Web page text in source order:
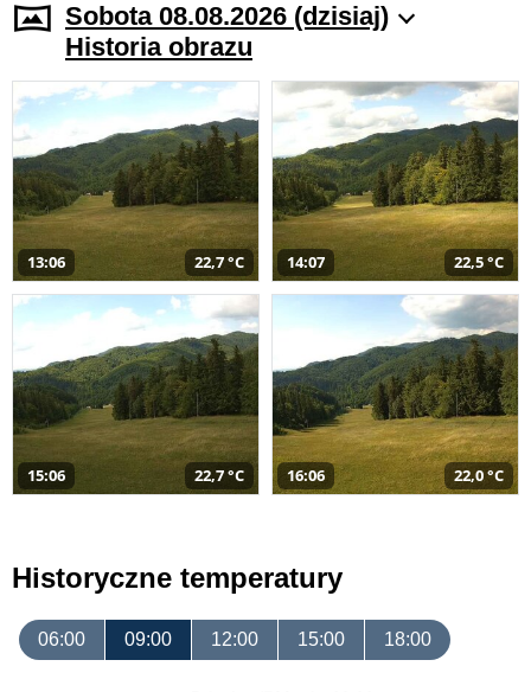
Sobota 08.08.2026 (dzisiaj)
Historia obrazu
13:06 22,7 °C 14:07 22,5 °C
15:06 22,7 °C 16:06 22,0 °C
Historyczne temperatury
06:00 09:00 12:00 15:00 18:00